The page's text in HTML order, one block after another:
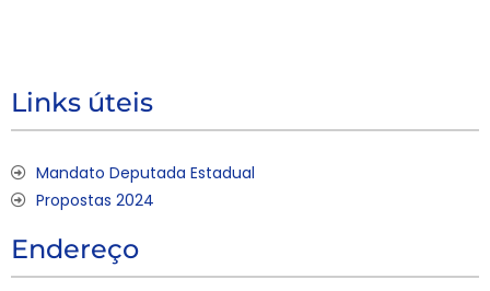
Links úteis
Mandato Deputada Estadual
Propostas 2024
Endereço